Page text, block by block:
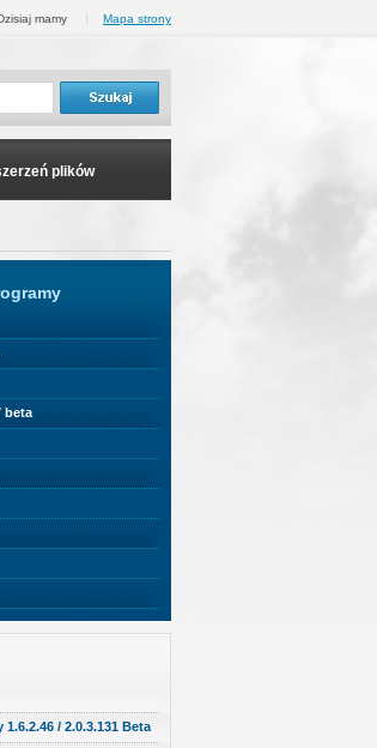
mamy Mapa strony
plików
beta
/ 2.0.3.131 Beta